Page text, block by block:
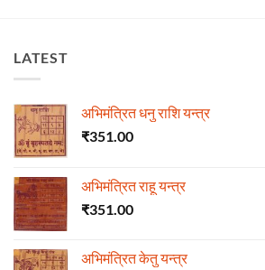
LATEST
अभिमंत्रित धनु राशि यन्त्र
₹351.00
अभिमंत्रित राहू यन्त्र
₹351.00
अभिमंत्रित केतु यन्त्र